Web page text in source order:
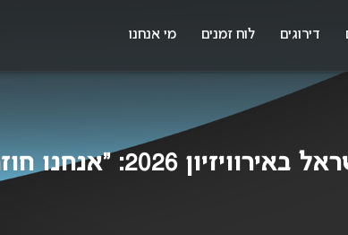
חוזרים עם הגביע”
דירוגים לוח זמנים מי אנחנו